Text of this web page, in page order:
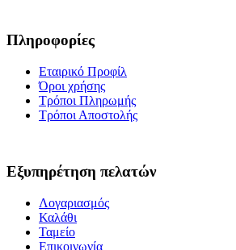
Πληροφορίες
Εταιρικό Προφίλ
Όροι χρήσης
Τρόποι Πληρωμής
Τρόποι Αποστολής
Εξυπηρέτηση πελατών
Λογαριασμός
Καλάθι
Ταμείο
Επικοινωνία